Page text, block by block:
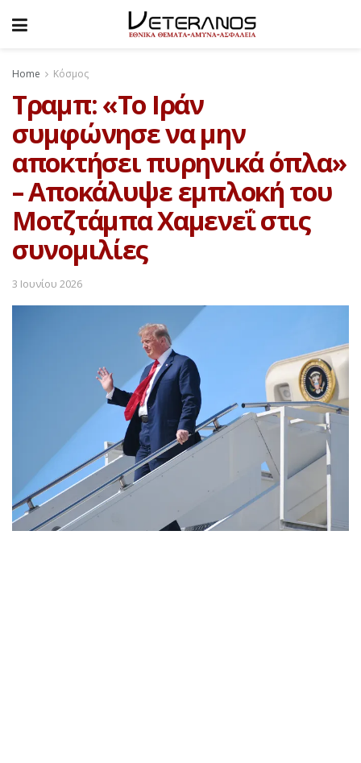
Home Κόσμος
Τραμπ: «Το Ιράν
συμφώνησε να μην
αποκτήσει πυρηνικά όπλα»
– Αποκάλυψε εμπλοκή του
Μοτζτάμπα Χαμενεΐ στις
συνομιλίες
3 Ιουνίου 2026